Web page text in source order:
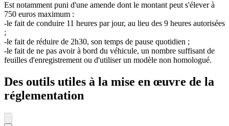
Est notamment puni d'une amende dont le montant peut s'élever à
750 euros maximum :
-le fait de conduire 11 heures par jour, au lieu des 9 heures autorisées
;
-le fait de réduire de 2h30, son temps de pause quotidien ;
-le fait de ne pas avoir à bord du véhicule, un nombre suffisant de
feuilles d'enregistrement ou d'utiliser un modèle non homologué.
Des outils utiles à la mise en œuvre de la
réglementation